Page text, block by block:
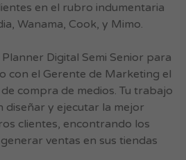
en el rubro indumentaria
Wanama, Cook, y Mimo.
Digital Semi Senior para
con el Gerente de Marketing el
compra de medios. Tu trabajo
diseñar y ejecutar la mejor
clientes, encontrando los
ventas en sus tiendas